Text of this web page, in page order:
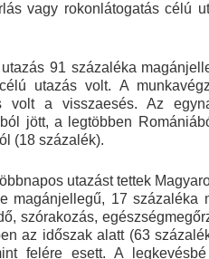
vagy rokonlátogatás célú
91 százaléka
utazás volt. A
volt a visszaesés. Az
jött, a legtöbben
(18 százalék).
utazást tettek
magánjellegű, 17 százaléka
szórakozás,
az időszak alatt (63
felére esett. A